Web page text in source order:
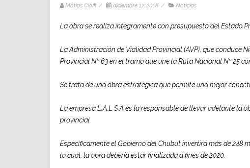
Matias Cioffi / diciembre 17, 2018 / Noticias
La obra se realiza íntegramente con presupuesto del Estado
La Administración de Vialidad Provincial (AVP), que conduce
Provincial Nº 63 en el tramo que une la Ruta Nacional Nº 25
Se trata de una obra estratégica que permite una mejor
La empresa L.A.L S.A es la responsable de llevar adelante la
provincial.
Específicamente el Gobierno del Chubut invertirá más de 248
lo cual, la obra debería estar finalizada a fines de 2020.